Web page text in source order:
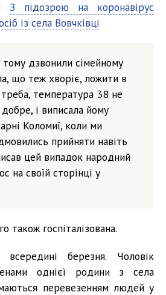
З підозрою на коронавірус
із села Вовчківці
дзвонили сімейному
що теж хворіє, ложити в
температура 38 не
і виписала йому
Коломиї, коли ми
прийняти навіть
цей випадок народний
на своїй сторінці у
також госпіталізована.
всередині березня. Чоловік
однієї родини з села
перевезенням людей у